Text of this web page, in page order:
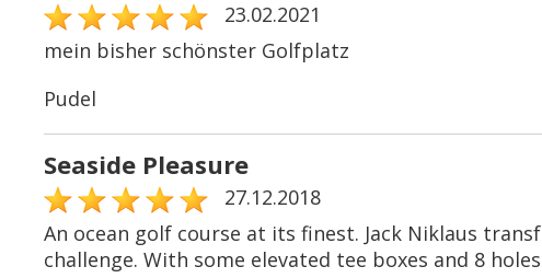
23.02.2021
mein bisher schönster Golfplatz
Pudel
Seaside Pleasure
27.12.2018
An ocean golf course at its finest. Jack Niklaus
challenge. With some elevated tee boxes and 8